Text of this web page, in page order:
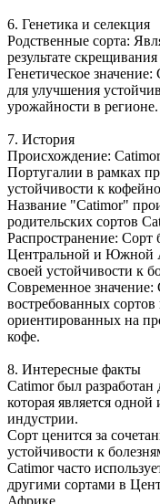
6. Генетика и селекция
Родственные сорта:
результате
Генетическое
для улучшения
урожайности в регионе.
7. История
Происхождение:
Португалии в рамках
устойчивости к
Название "Catimor"
родительских сортов
Распространение: Сорт
Центральной и Южной
своей устойчивости к
Современное значение:
востребованных
ориентированных на
кофе.
8. Интересные факты
Catimor был
которая является
индустрии.
Сорт ценится за
устойчивости к
Catimor часто
другими сортами в
Африке.